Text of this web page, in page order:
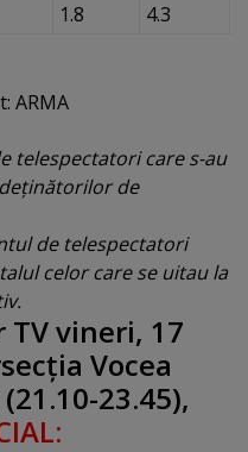
1.8 4.3
ARMA
care s-au
de
de telespectatori
celor care se uitau la
vineri, 17
Vocea
23.45),